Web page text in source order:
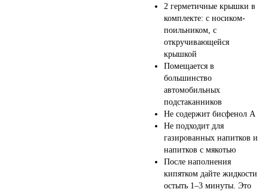
2 герметичные крышки в
комплекте: с носиком-
поильником, с
откручивающейся
крышкой
Помещается в
большинство
автомобильных
подстаканников
Не содержит бисфенол А
Не подходит для
газированных напитков и
напитков с мякотью
После наполнения
кипятком дайте жидкости
остыть 1–3 минуты. Это